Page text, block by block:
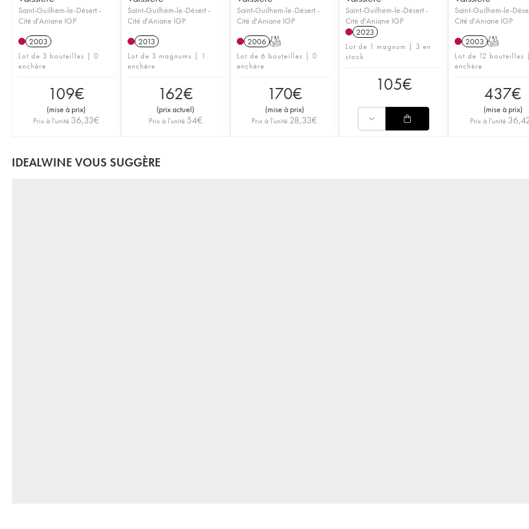
Saint-Guilhem-le-Désert -
Cité d'Aniane IGP
2003
Lot de 3 bouteilles | 0
enchère
109€
(mise à prix)
Prix à l'unité 36,33€
Saint-Guilhem-le-Désert -
Cité d'Aniane IGP
2013
Lot de 3 magnums | 1
enchère
162€
(prix actuel)
Prix à l'unité 54€
Saint-Guilhem-le-Désert -
Cité d'Aniane IGP
2006 T
Lot de 6 bouteilles | 0
enchère
170€
(mise à prix)
Prix à l'unité 28,33€
Saint-Guilhem-le-Désert -
Cité d'Aniane IGP
2023
Lot de 1 magnum | 3 en
stock
105€
Saint-Guilhem-le-
Cité d'Aniane IGP
2003 T
Lot de 12 bouteilles
enchère
437€
(mise à prix)
Prix à l'unité
IDEALWINE VOUS SUGGÈRE